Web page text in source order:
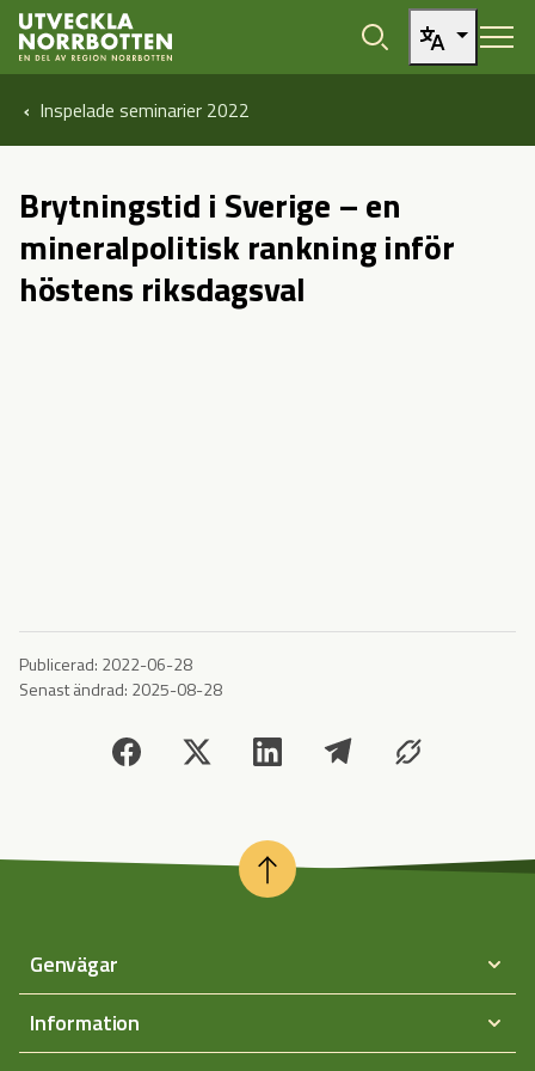
Öppna sidans huvudnavigering
Hoppa till sidans innehåll
Hoppa direkt till artikel
Inspelade seminarier 2022
Brytningstid i Sverige – en
mineralpolitisk rankning inför
höstens riksdagsval
Publicerad: 2022-06-28
Senast ändrad: 2025-08-28
Genvägar
Information